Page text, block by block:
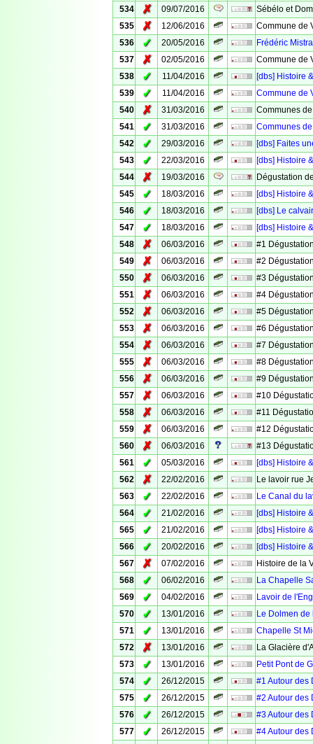
534
✗ 09/07/2016
Sébélo et
535
✗ 12/06/2016
Commune de
536
✓ 20/05/2016
Frédéric
537
✗ 02/05/2016
Commune de
538
✓ 11/04/2016
[dbs] Histoire
539
✓ 11/04/2016
Commune de
540
✗ 31/03/2016
Communes
541
✓ 31/03/2016
Communes
542
✓ 29/03/2016
[dbs] Faites
543
✓ 22/03/2016
[dbs] Histoire
544
✗ 19/03/2016
Dégustation
545
✓ 18/03/2016
[dbs] Histoire
546
✓ 18/03/2016
[dbs] Le
547
✓ 18/03/2016
[dbs] Histoire
548
✗ 06/03/2016
#1
549
✗ 06/03/2016
#2
550
✗ 06/03/2016
#3
551
✗ 06/03/2016
#4
552
✗ 06/03/2016
#5
553
✗ 06/03/2016
#6
554
✗ 06/03/2016
#7
555
✗ 06/03/2016
#8
556
✗ 06/03/2016
#9
557
✗ 06/03/2016
#10
558
✗ 06/03/2016
#11
559
✗ 06/03/2016
#12
560
✗ 06/03/2016
#13
561
✓ 05/03/2016
[dbs] Histoire
562
✗ 22/02/2016
Le lavoir rue
563
✓ 22/02/2016
Le Canal du
564
✓ 21/02/2016
[dbs] Histoire
565
✓ 21/02/2016
[dbs] Histoire
566
✓ 20/02/2016
[dbs] Histoire
567
✗ 07/02/2016
Histoire de la
568
✓ 06/02/2016
La Chapelle
569
✓ 04/02/2016
Lavoir de
570
✓ 13/01/2016
Le Dolmen de
571
✓ 13/01/2016
Chapelle St
572
✗ 13/01/2016
La Glacière
573
✓ 13/01/2016
Petit Pont de
574
✓ 26/12/2015
#1 Autour des
575
✓ 26/12/2015
#2 Autour des
576
✓ 26/12/2015
#3 Autour des
577
✓ 26/12/2015
#4 Autour des